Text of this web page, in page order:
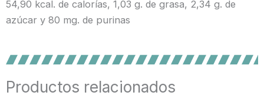
54,90 kcal. de calorías, 1,03 g. de grasa, 2,34 g. de
azúcar y 80 mg. de purinas
Productos relacionados